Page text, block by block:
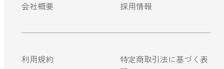
会社概要
採用情報
利用規約
特定商取引法に基づく表